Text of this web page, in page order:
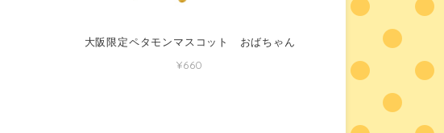
大阪限定ペタモンマスコット おばちゃん
¥660